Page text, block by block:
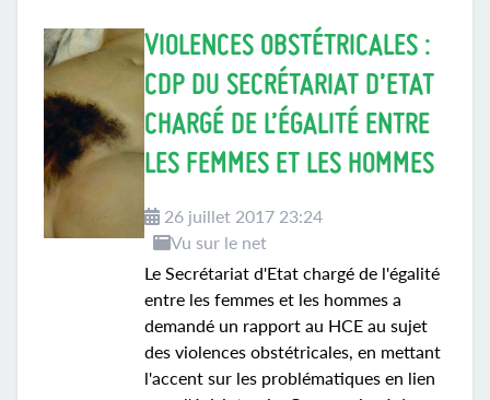
VIOLENCES OBSTÉTRICALES :
CDP DU SECRÉTARIAT D’ETAT
CHARGÉ DE L’ÉGALITÉ ENTRE
LES FEMMES ET LES HOMMES
26 juillet 2017 23:24
Vu sur le net
Le Secrétariat d'Etat chargé de l'égalité
entre les femmes et les hommes a
demandé un rapport au HCE au sujet
des violences obstétricales, en mettant
l'accent sur les problématiques en lien